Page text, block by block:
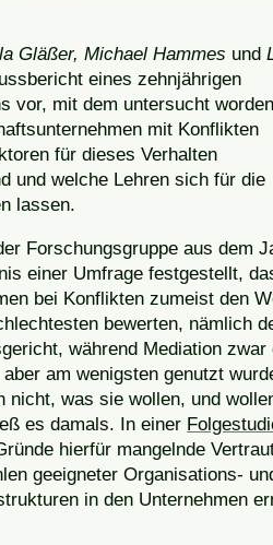
Gläßer, Michael Hammes und
eines zehnjährigen
vor, mit dem untersucht
mit Konflikten
für dieses Verhalten
und welche Lehren sich für die
lassen.
Forschungsgruppe aus dem
einer Umfrage festgestellt,
bei Konflikten zumeist den
bewerten, nämlich
während Mediation zwar
am wenigsten genutzt
nicht, was sie wollen, und
es damals. In einer
hierfür mangelnde
geeigneter Organisations-
in den Unternehmen